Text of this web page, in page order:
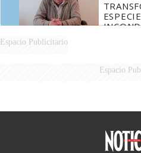
Espacio Publicitario
Espacio